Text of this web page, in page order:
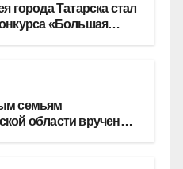
города Татарска стал
«Большая
семьям
области вручены